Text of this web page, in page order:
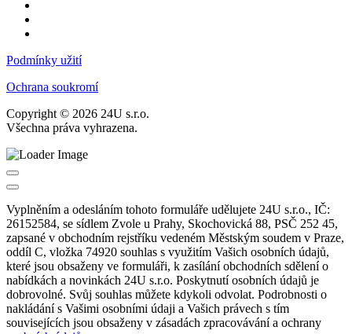
Podmínky užití
Ochrana soukromí
Copyright © 2026 24U s.r.o.
Všechna práva vyhrazena.
Vyplněním a odesláním tohoto formuláře udělujete 24U s.r.o., IČ:
26152584, se sídlem Zvole u Prahy, Skochovická 88, PSČ 252 45,
zapsané v obchodním rejstříku vedeném Městským soudem v Praze,
oddíl C, vložka 74920 souhlas s využitím Vašich osobních údajů,
které jsou obsaženy ve formuláři, k zasílání obchodních sdělení o
nabídkách a novinkách 24U s.r.o. Poskytnutí osobních údajů je
dobrovolné. Svůj souhlas můžete kdykoli odvolat. Podrobnosti o
nakládání s Vašimi osobními údaji a Vašich právech s tím
souvisejících jsou obsaženy v zásadách zpracovávání a ochrany